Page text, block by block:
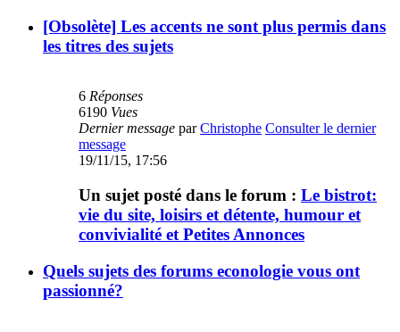
[Obsolète] Les accents ne sont plus permis dans
les titres des sujets
6 Réponses
6190 Vues
Dernier message parChristophe Consulter le dernier
message
19/11/15, 17:56
Un sujet posté dans le forum : Le bistrot:
vie du site, loisirs et détente, humour et
convivialité et Petites Annonces
Quels sujets des forums econologie vous ont
passionné?